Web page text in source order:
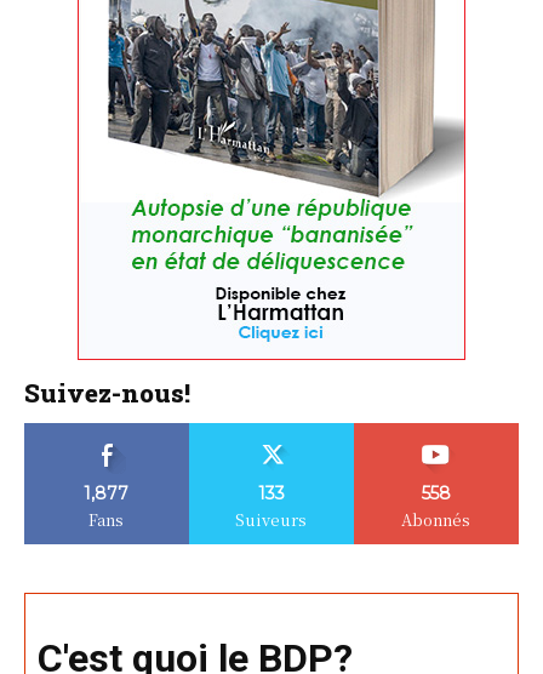
Suivez-nous!
1,877
Fans
133
Suiveurs
558
Abonnés
C'est quoi le BDP?